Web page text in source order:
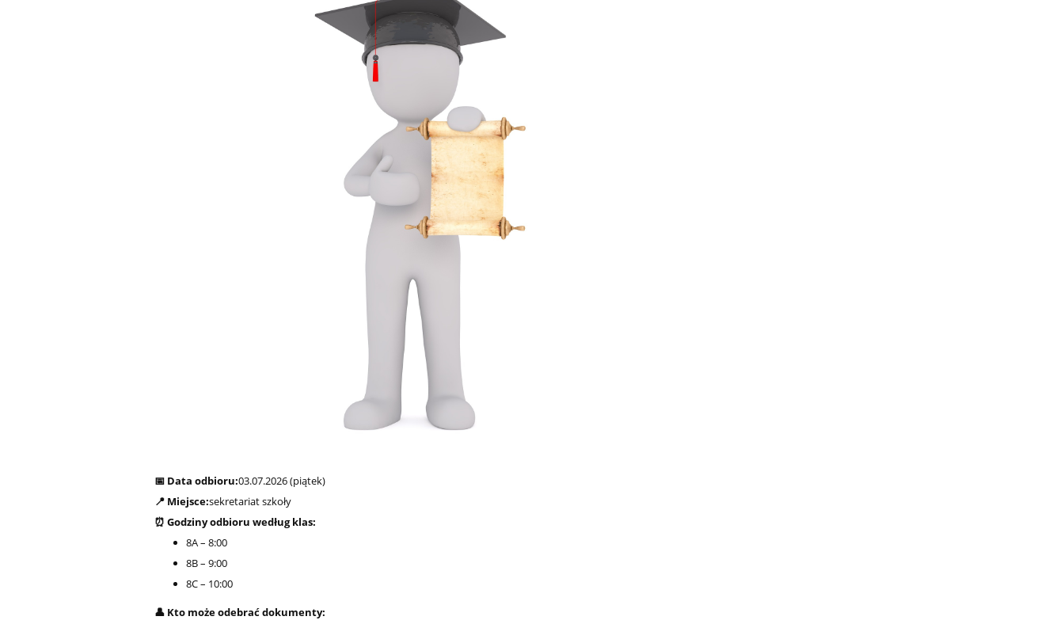
📅 Data odbioru:03.07.2026 (piątek)
📍 Miejsce:sekretariat szkoły
⏰ Godziny odbioru według klas:
8A – 8:00
8B – 9:00
8C – 10:00
👤 Kto może odebrać dokumenty: